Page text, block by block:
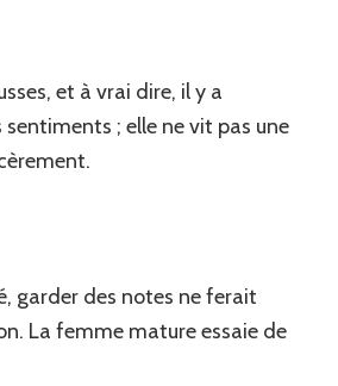
et à vrai dire, il y a
; elle ne vit pas une
garder des notes ne ferait
La femme mature essaie de